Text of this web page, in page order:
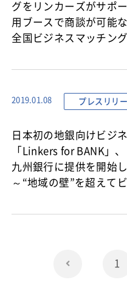
グをリンカーズがサポ
用ブースで商談が可能
全国ビジネスマッチン
2019.01.08 プレスリリ
日本初の地銀向けビジ
「Linkers for BANK」
九州銀行に提供を開始
～“地域の壁”を超えて
1